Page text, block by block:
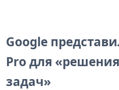
Google
Pro для
задач»